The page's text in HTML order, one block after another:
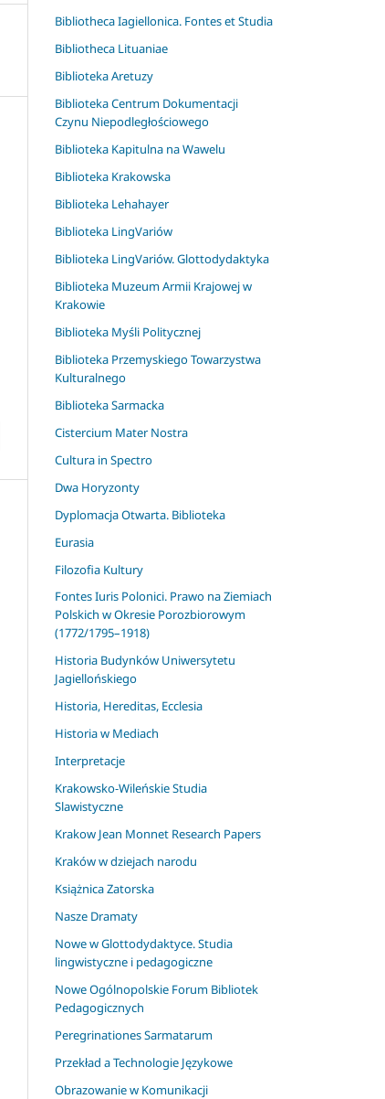
Bibliotheca Iagiellonica. Fontes et Studia
Bibliotheca Lituaniae
Biblioteka Aretuzy
Biblioteka Centrum Dokumentacji
Czynu Niepodległościowego
Biblioteka Kapitulna na Wawelu
Biblioteka Krakowska
Biblioteka Lehahayer
Biblioteka LingVariów
Biblioteka LingVariów. Glottodydaktyka
Biblioteka Muzeum Armii Krajowej w
Krakowie
Biblioteka Myśli Politycznej
Biblioteka Przemyskiego Towarzystwa
Kulturalnego
Biblioteka Sarmacka
Cistercium Mater Nostra
Cultura in Spectro
Dwa Horyzonty
Dyplomacja Otwarta. Biblioteka
Eurasia
Filozofia Kultury
Fontes Iuris Polonici. Prawo na Ziemiach
Polskich w Okresie Porozbiorowym
(1772/1795–1918)
Historia Budynków Uniwersytetu
Jagiellońskiego
Historia, Hereditas, Ecclesia
Historia w Mediach
Interpretacje
Krakowsko-Wileńskie Studia
Slawistyczne
Krakow Jean Monnet Research Papers
Kraków w dziejach narodu
Książnica Zatorska
Nasze Dramaty
Nowe w Glottodydaktyce. Studia
lingwistyczne i pedagogiczne
Nowe Ogólnopolskie Forum Bibliotek
Pedagogicznych
Peregrinationes Sarmatarum
Przekład a Technologie Językowe
Obrazowanie w Komunikacji